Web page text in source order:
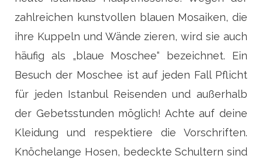
zahlreichen kunstvollen blauen Mosaiken, die
ihre Kuppeln und Wände zieren, wird sie auch
häufig als „blaue Moschee“ bezeichnet. Ein
Besuch der Moschee ist auf jeden Fall Pflicht
für jeden Istanbul Reisenden und außerhalb
der Gebetsstunden möglich! Achte auf deine
Kleidung und respektiere die Vorschriften.
Knöchelange Hosen, bedeckte Schultern sind